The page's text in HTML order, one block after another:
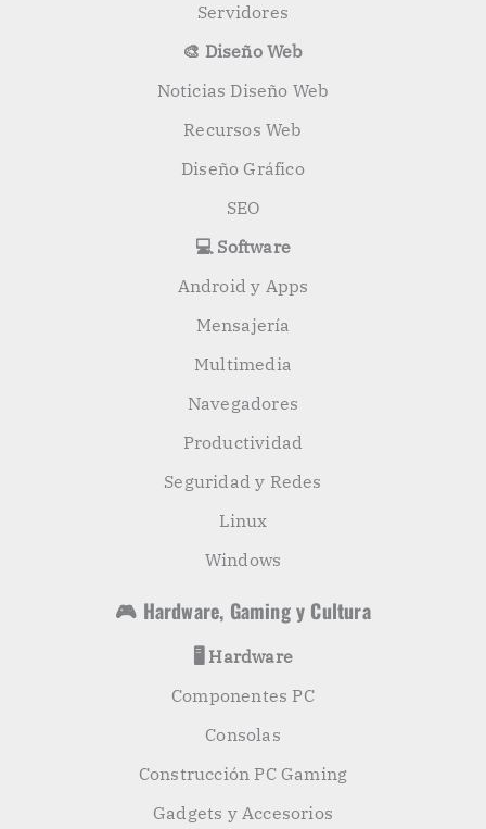
Servidores
🎨 Diseño Web
Noticias Diseño Web
Recursos Web
Diseño Gráfico
SEO
💻 Software
Android y Apps
Mensajería
Multimedia
Navegadores
Productividad
Seguridad y Redes
Linux
Windows
🎮 Hardware, Gaming y Cultura
🖥️ Hardware
Componentes PC
Consolas
Construcción PC Gaming
Gadgets y Accesorios